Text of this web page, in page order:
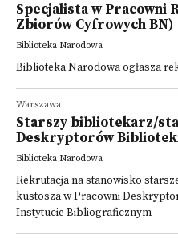
Specjalista w Pracowni
Zbiorów Cyfrowych BN)
Biblioteka Narodowa
Biblioteka Narodowa ogłasza
Warszawa
Starszy bibliotekarz/
Deskryptorów
Biblioteka Narodowa
Rekrutacja na stanowisko
kustosza w Pracowni
Instytucie Bibliograficznym